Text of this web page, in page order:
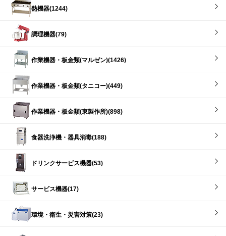
熱機器(1244)
調理機器(79)
作業機器・板金類(マルゼン)(1426)
作業機器・板金類(タニコー)(449)
作業機器・板金類(東製作所)(898)
食器洗浄機・器具消毒(188)
ドリンクサービス機器(53)
サービス機器(17)
環境・衛生・災害対策(23)